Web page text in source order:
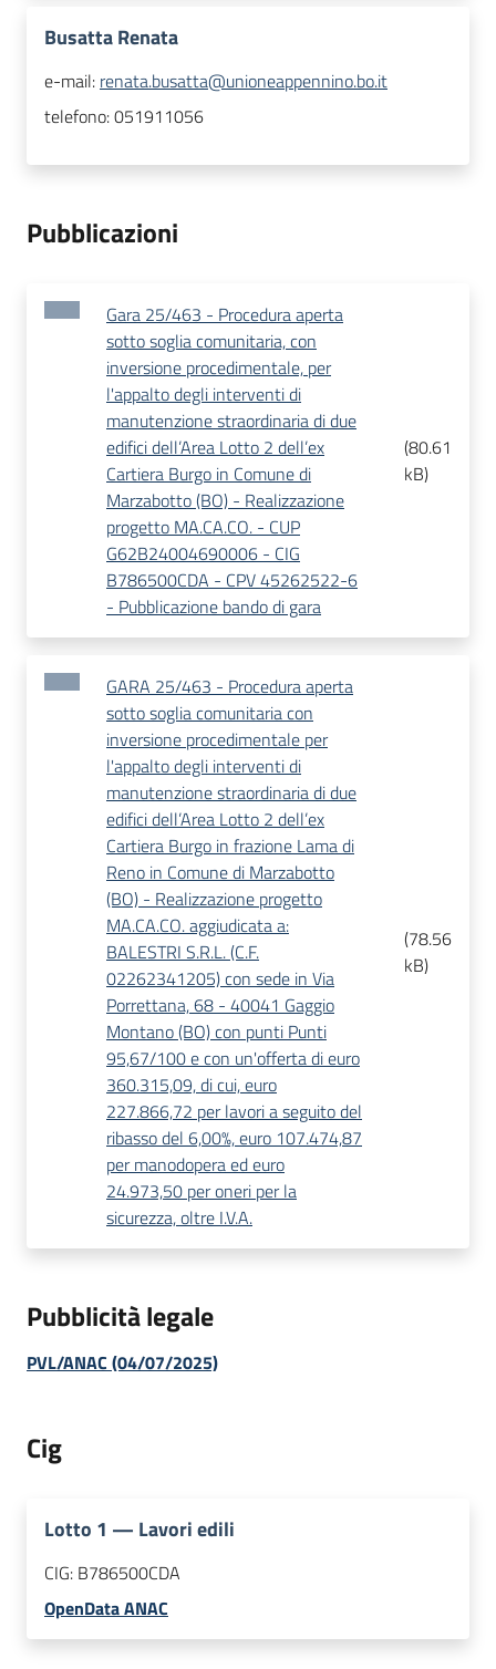
Busatta Renata
e-mail: renata.busatta@unioneappennino.bo.it
telefono:051911056
Pubblicazioni
Gara 25/463 - Procedura aperta
sotto soglia comunitaria, con
inversione procedimentale, per
l'appalto degli interventi di
manutenzione straordinaria di due
edifici dell’Area Lotto 2 dell’ex
Cartiera Burgo in Comune di
Marzabotto (BO) - Realizzazione
progetto MA.CA.CO. - CUP
G62B24004690006 - CIG
B786500CDA - CPV 45262522-6
- Pubblicazione bando di gara
(80.61
kB)
GARA 25/463 - Procedura aperta
sotto soglia comunitaria con
inversione procedimentale per
l'appalto degli interventi di
manutenzione straordinaria di due
edifici dell’Area Lotto 2 dell’ex
Cartiera Burgo in frazione Lama di
Reno in Comune di Marzabotto
(BO) - Realizzazione progetto
MA.CA.CO. aggiudicata a:
BALESTRI S.R.L. (C.F.
02262341205) con sede in Via
Porrettana, 68 - 40041 Gaggio
Montano (BO) con punti Punti
95,67/100 e con un'offerta di euro
360.315,09, di cui, euro
227.866,72 per lavori a seguito del
ribasso del 6,00%, euro 107.474,87
per manodopera ed euro
24.973,50 per oneri per la
sicurezza, oltre I.V.A.
(78.56
kB)
Pubblicità legale
PVL/ANAC (04/07/2025)
Cig
Lotto 1 — Lavori edili
CIG: B786500CDA
OpenData ANAC